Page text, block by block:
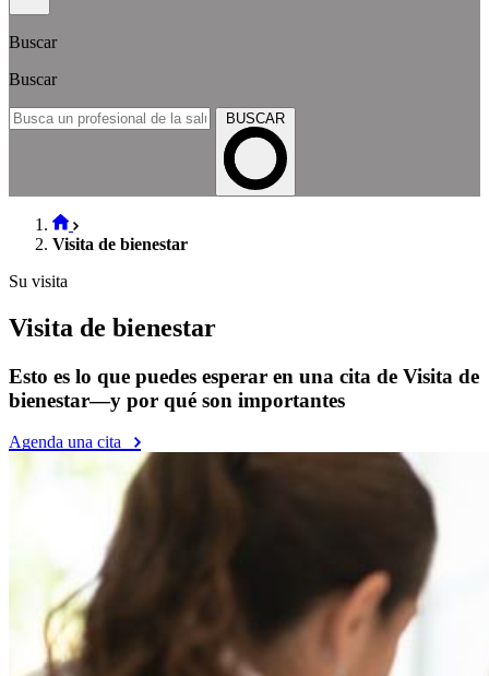
Buscar
Buscar
BUSCAR
Visita de bienestar
Su visita
Visita de bienestar
Esto es lo que puedes esperar en una cita de Visita de
bienestar—y por qué son importantes
Agenda una cita